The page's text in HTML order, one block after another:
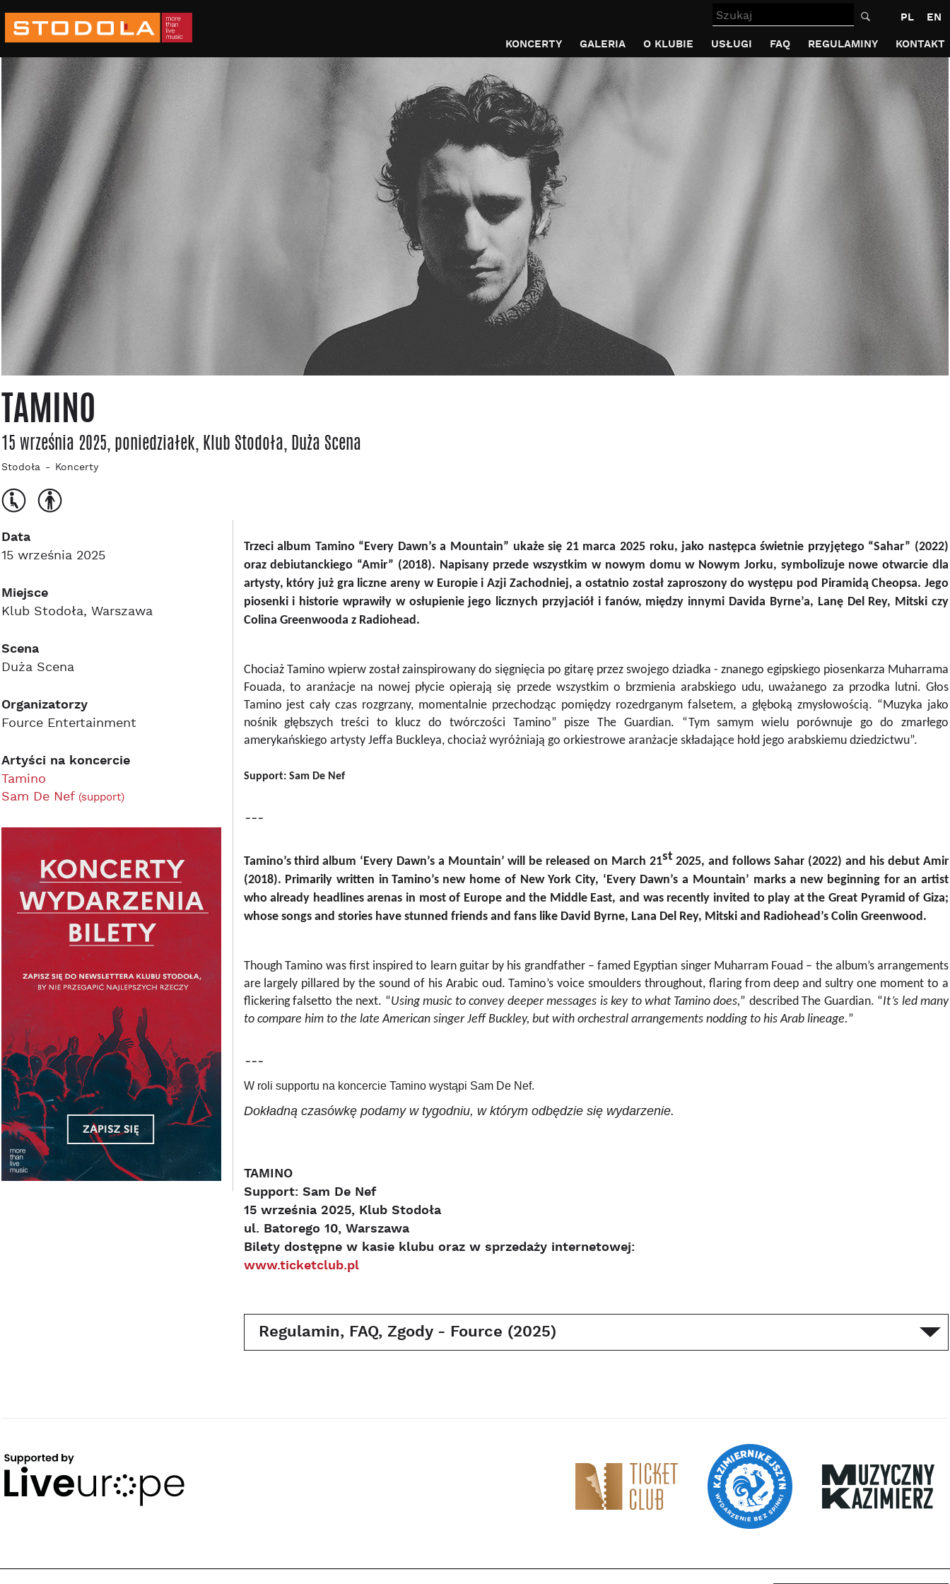
Szukaj PL
EN
KONCERTY
GALERIA O KLUBIE USŁUGI FAQ REGULAMINY KONTAKT
TAMINO
15 września 2025, poniedziałek, Klub Stodoła, Duża Scena
Stodoła Koncerty
Data
15 września 2025
Miejsce
Klub Stodoła, Warszawa
Scena
Duża Scena
Organizatorzy
Fource Entertainment
Artyści na koncercie
Tamino
Sam De Nef (support)
Trzeci album Tamino “Every Dawn’s a Mountain” ukaże się 21 marca 2025 roku, jako następca świetnie przyjętego “Sahar” (2022)
oraz debiutanckiego “Amir” (2018). Napisany przede wszystkim w nowym domu w Nowym Jorku, symbolizuje nowe otwarcie dla
artysty, który już gra liczne areny w Europie i Azji Zachodniej, a ostatnio został zaproszony do występu pod Piramidą Cheopsa. Jego
piosenki i historie wprawiły w osłupienie jego licznych przyjaciół i fanów, między innymi Davida Byrne’a, Lanę Del Rey, Mitski czy
Colina Greenwooda z Radiohead.
Chociaż Tamino wpierw został zainspirowany do sięgnięcia po gitarę przez swojego dziadka - znanego egipskiego piosenkarza Muharrama
Fouada, to aranżacje na nowej płycie opierają się przede wszystkim o brzmienia arabskiego udu, uważanego za przodka lutni. Głos
Tamino jest cały czas rozgrzany, momentalnie przechodząc pomiędzy rozedrganym falsetem, a głęboką zmysłowością. “Muzyka jako
nośnik głębszych treści to klucz do twórczości Tamino” pisze The Guardian. “Tym samym wielu porównuje go do zmarłego
amerykańskiego artysty Jeffa Buckleya, chociaż wyróżniają go orkiestrowe aranżacje składające hołd jego arabskiemu dziedzictwu”.
Support: Sam De Nef
---
Tamino’sthird album ‘Every Dawn’s a Mountain’ will be released on March 21st 2025, and follows Sahar (2022) and his debut Amir
(2018). Primarily written in Tamino’s new home of New York City, ‘Every Dawn’s a Mountain’ marks a new beginning for an artist
who already headlines arenas in most of Europe and the Middle East, and was recently invited to play at the Great Pyramid of Giza;
whose songs and stories have stunned friends and fans like David Byrne, Lana Del Rey, Mitski and Radiohead’s Colin Greenwood.
Though Tamino was first inspired to learn guitar by his grandfather – famed Egyptian singer Muharram Fouad – the album’s arrangements
are largely pillared by the sound of his Arabic oud. Tamino’s voice smoulders throughout, flaring from deep and sultry one moment to a
flickering falsetto the next. “Using music to convey deeper messages is key to what Tamino does,” described The Guardian. “It’s led many
to compare him to the late American singer Jeff Buckley, but with orchestral arrangements nodding to his Arab lineage.”
---
W roli supportu na koncercie Tamino wystąpi Sam De Nef.
Dokładną czasówkę podamy w tygodniu, w którym odbędzie się wydarzenie.
TAMINO
Support: Sam De Nef
15 września 2025, Klub Stodoła
ul. Batorego 10, Warszawa
Bilety dostępne w kasie klubu oraz w sprzedaży internetowej:
www.ticketclub.pl
Regulamin, FAQ, Zgody - Fource (2025)